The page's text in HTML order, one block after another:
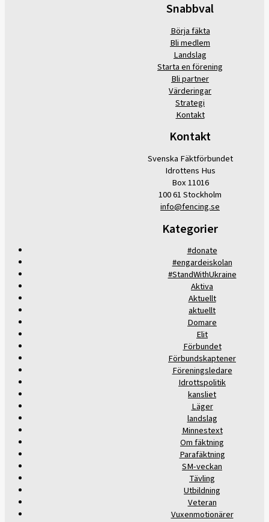
Snabbval
Börja fäkta
Bli medlem
Landslag
Starta en förening
Bli partner
Värderingar
Strategi
Kontakt
Kontakt
Svenska Fäktförbundet
Idrottens Hus
Box 11016
100 61 Stockholm
info@fencing.se
Kategorier
#donate
#engardeiskolan
#StandWithUkraine
Aktiva
Aktuellt
aktuellt
Domare
Elit
Förbundet
Förbundskaptener
Föreningsledare
Idrottspolitik
kansliet
Läger
landslag
Minnestext
Om fäktning
Parafäktning
SM-veckan
Tävling
Utbildning
Veteran
Vuxenmotionärer